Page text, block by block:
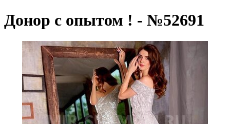
Донор с опытом ! - №52691